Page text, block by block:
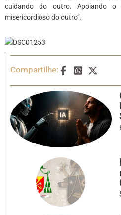
cuidando do outro. Apoiando
misericordioso do outro”.
Compartilhe: